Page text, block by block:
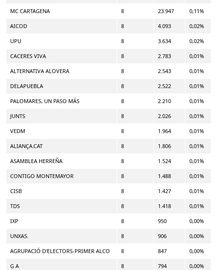
MC CARTAGENA 8 23.947 0,11%
AICOD 8 4.093 0,02%
UPU 8 3.634 0,02%
CACERES VIVA 8 2.783 0,01%
ALTERNATIVA ALOVERA 8 2.543 0,01%
DELAPUEBLA 8 2.522 0,01%
PALOMARES, UN PASO MÁS 8 2.210 0,01%
JUNTS 8 2.026 0,01%
VEDM 8 1.964 0,01%
ALIANÇA.CAT 8 1.806 0,01%
ASAMBLEA HERREÑA 8 1.524 0,01%
CONTIGO MONTEMAYOR 8 1.488 0,01%
CISB 8 1.427 0,01%
TDS 8 1.418 0,01%
IXP 8 950 0,00%
UNXAS. 8 906 0,00%
AGRUPACIÓ D'ELECTORS-PRIMER ALCO 8 847 0,00%
G A 8 794 0,00%